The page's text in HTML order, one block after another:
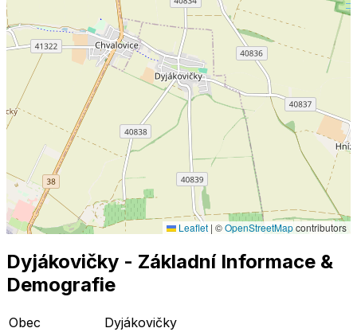
Leaflet | ©OpenStreetMapcontributors
Dyjákovičky - Základní Informace &
Demografie
Obec
Dyjákovičky